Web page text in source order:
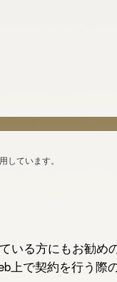
しています。
いる方にもお勧め
上で契約を行う際